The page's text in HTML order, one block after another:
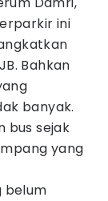
ini
Bahkan
banyak.
bus sejak
yang
belum